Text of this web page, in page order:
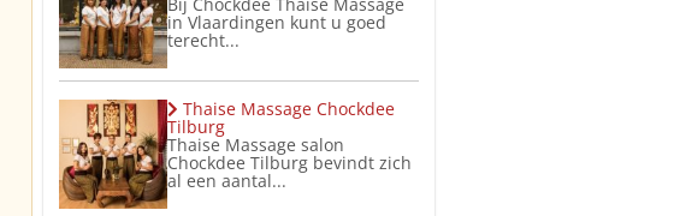
Bij Chockdee Thaise Massage
in Vlaardingen kunt u goed
terecht...
Thaise Massage Chockdee
Tilburg
Thaise Massage salon
Chockdee Tilburg bevindt zich
al een aantal...